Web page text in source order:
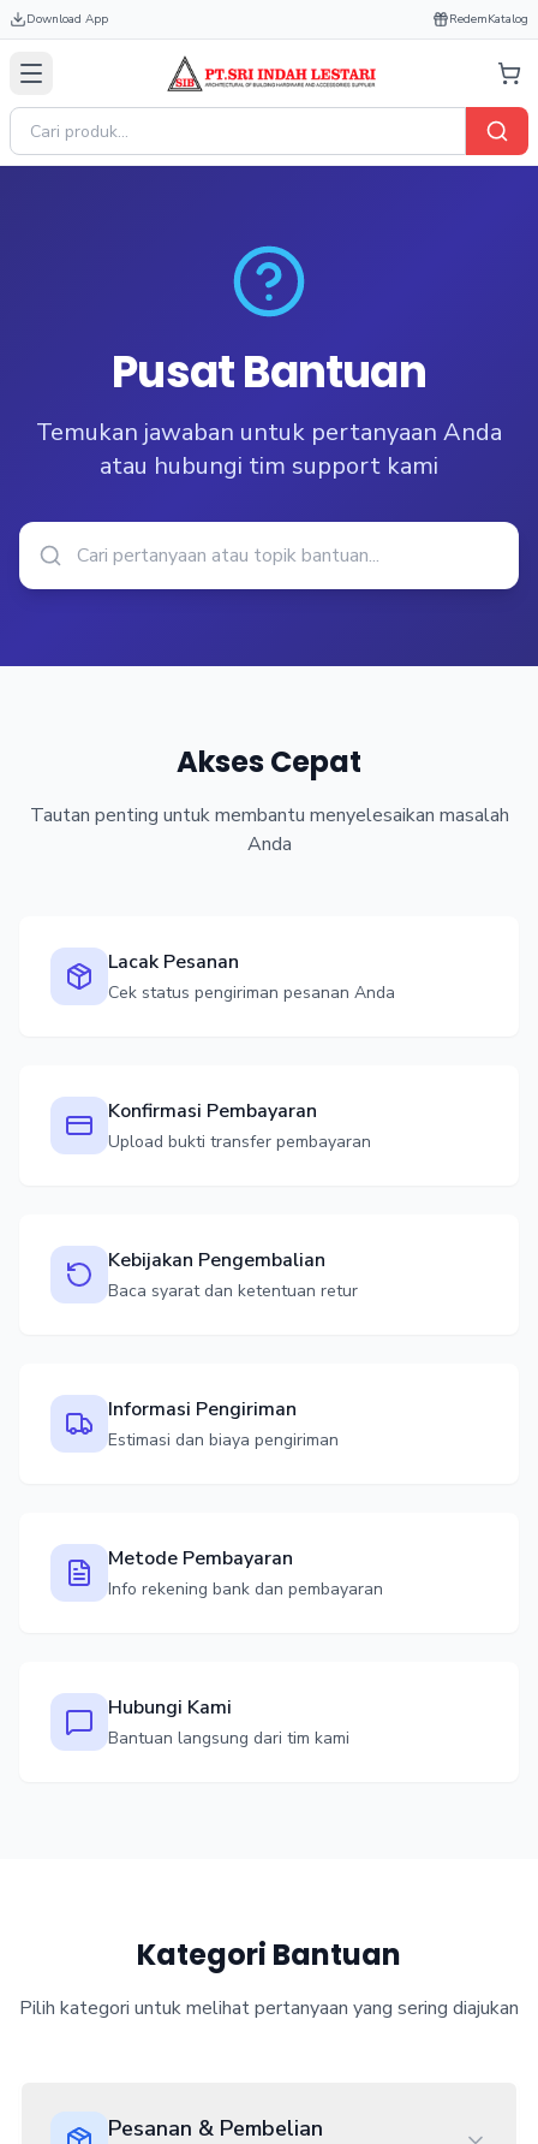
Download App RedemKatalog
Pusat Bantuan
Temukan jawaban untuk pertanyaan Anda
atau hubungi tim support kami
Akses Cepat
Tautan penting untuk membantu menyelesaikan masalah
Anda
Lacak Pesanan
Cek status pengiriman pesanan Anda
Konfirmasi Pembayaran
Upload bukti transfer pembayaran
Kebijakan Pengembalian
Baca syarat dan ketentuan retur
Informasi Pengiriman
Estimasi dan biaya pengiriman
Metode Pembayaran
Info rekening bank dan pembayaran
Hubungi Kami
Bantuan langsung dari tim kami
Kategori Bantuan
Pilih kategori untuk melihat pertanyaan yang sering diajukan
Pesanan & Pembelian